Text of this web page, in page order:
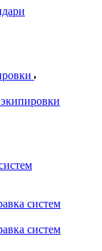
систем
систем